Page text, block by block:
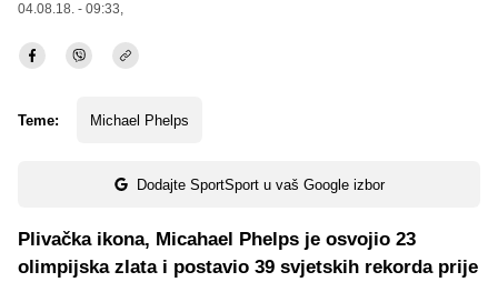
04.08.18. - 09:33,
Teme: Michael Phelps
Dodajte SportSport u vaš Google izbor
Plivačka ikona, Micahael Phelps je osvojio 23
olimpijska zlata i postavio 39 svjetskih rekorda prije